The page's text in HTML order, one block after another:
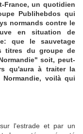
France, un quotidien
Publihebdos qui
normands contre le
en situation de
que le sauvetage
titres du groupe de
soit, peut-
qu'aura à traiter la
voilà qui
l'estrade et par un